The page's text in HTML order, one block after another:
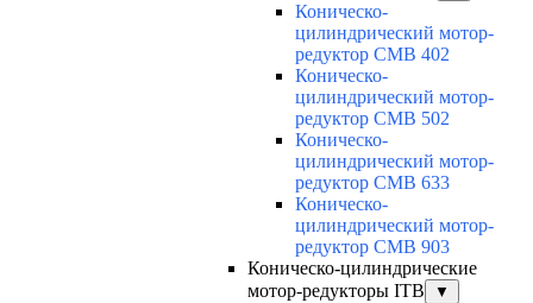
Коническо-
цилиндрический мотор-
редуктор CMB 402
Коническо-
цилиндрический мотор-
редуктор CMB 502
Коническо-
цилиндрический мотор-
редуктор CMB 633
Коническо-
цилиндрический мотор-
редуктор CMB 903
Коническо-цилиндрические
мотор-редукторы ITB
▼